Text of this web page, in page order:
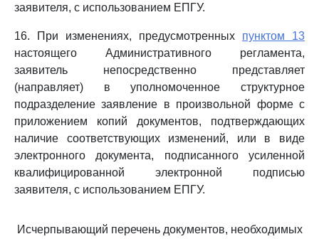
заявителя, с использованием ЕПГУ.
16. При изменениях, предусмотренных пунктом 13
настоящего Административного регламента,
заявитель непосредственно представляет
(направляет) в уполномоченное структурное
подразделение заявление в произвольной форме с
приложением копий документов, подтверждающих
наличие соответствующих изменений, или в виде
электронного документа, подписанного усиленной
квалифицированной электронной подписью
заявителя, с использованием ЕПГУ.
Исчерпывающий перечень документов, необходимых